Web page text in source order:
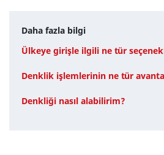
Daha fazla bilgi
Ülkeye girişle ilgili ne tür
Denklik işlemlerinin ne tür
Denkliği nasıl alabilirim?